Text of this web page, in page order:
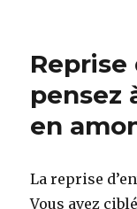
Reprise
pensez
en
La reprise
Vous avez